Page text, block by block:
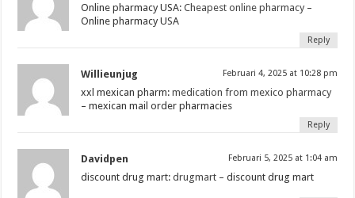
Online pharmacy USA:Cheapest online pharmacy –
Online pharmacy USA
Reply
Willieunjug Februari 4, 2025 at 10:28 pm
xxl mexican pharm:medication from mexico pharmacy
– mexican mail order pharmacies
Reply
Davidpen Februari 5, 2025 at 1:04 am
discount drug mart:drugmart – discount drug mart